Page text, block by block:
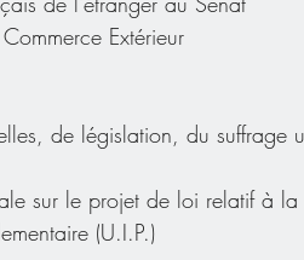
Extérieur
de législation, du suffrage
sur le projet de loi relatif à la
(U.I.P.)